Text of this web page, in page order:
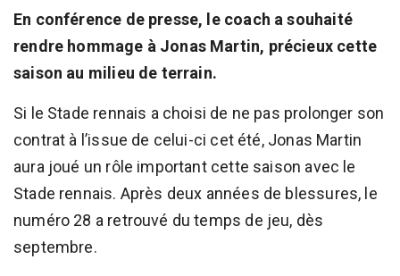
En conférence de presse, le coach a souhaité
rendre hommage à Jonas Martin, précieux cette
saison au milieu de terrain.
Si le Stade rennais a choisi de ne pas prolonger son
contrat à l’issue de celui-ci cet été, Jonas Martin
aura joué un rôle important cette saison avec le
Stade rennais. Après deux années de blessures, le
numéro 28 a retrouvé du temps de jeu, dès
septembre.